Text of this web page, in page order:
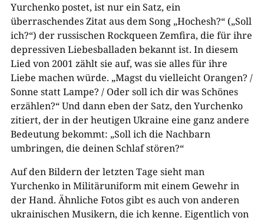
Yurchenko postet, ist nur ein Satz, ein
überraschendes Zitat aus dem Song „Hochesh?“ („Soll
ich?“) der russischen Rockqueen Zemfira, die für ihre
depressiven Liebesballaden bekannt ist. In diesem
Lied von 2001 zählt sie auf, was sie alles für ihre
Liebe machen würde. „Magst du vielleicht Orangen? /
Sonne statt Lampe? / Oder soll ich dir was Schönes
erzählen?“ Und dann eben der Satz, den Yurchenko
zitiert, der in der heutigen Ukraine eine ganz andere
Bedeutung bekommt: „Soll ich die Nachbarn
umbringen, die deinen Schlaf stören?“
Auf den Bildern der letzten Tage sieht man
Yurchenko in Militäruniform mit einem Gewehr in
der Hand. Ähnliche Fotos gibt es auch von anderen
ukrainischen Musikern, die ich kenne. Eigentlich von